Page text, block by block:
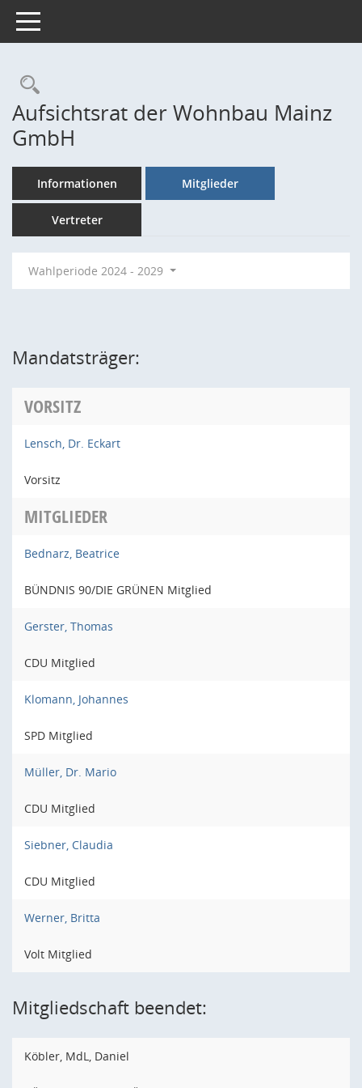
Toggle navigation
Rechercheauswahl
Aufsichtsrat der Wohnbau Mainz
GmbH
Informationen Mitglieder
Vertreter
Wahlperiode 2024 - 2029
Mandatsträger:
VORSITZ
Lensch, Dr. Eckart
Vorsitz
MITGLIEDER
Bednarz, Beatrice
BÜNDNIS 90/DIE GRÜNEN Mitglied
Gerster, Thomas
CDU Mitglied
Klomann, Johannes
SPD Mitglied
Müller, Dr. Mario
CDU Mitglied
Siebner, Claudia
CDU Mitglied
Werner, Britta
Volt Mitglied
Mitgliedschaft beendet:
Köbler, MdL, Daniel